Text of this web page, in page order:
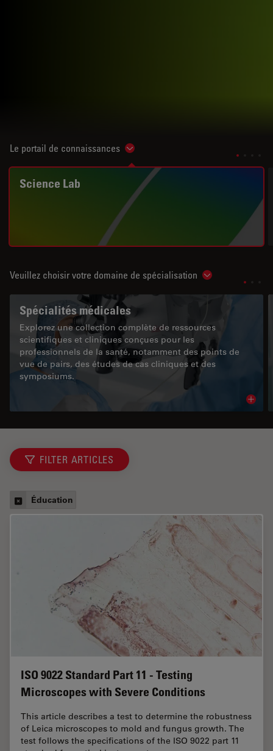
Le portail de connaissances Show subnavigation
Science Lab
Veuillez choisir votre domaine de spécialisation Show
Spécialités médicales
Explorez une collection complète de ressources
scientifiques et cliniques conçues pour les
professionnels de la santé, notamment des points de
vue de pairs, des études de cas cliniques et des
symposiums.
FILTER ARTICLES
Éducation
ISO 9022 Standard Part 11 - Testing
Microscopes with Severe Conditions
This article describes a test to determine the robustness
of Leica microscopes to mold and fungus growth. The
test follows the specifications of the ISO 9022 part 11